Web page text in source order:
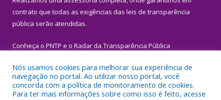
contrato que todas as exigências das leis de transparência
pública serão atendidas.
Conheça o PNTP e o Radar da Transparência Pública
Todos os direitos reservados a Prefeitura Municipal de Igarapé-
Nós usamos cookies para melhorar sua experiência de
navegação no portal. Ao utilizar nosso portal, você
concorda com a política de monitoramento de cookies.
Para ter mais informações sobre como isso é feito, acesse